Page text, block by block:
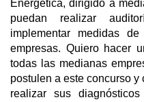
Energética, dirigido a
puedan realizar
implementar medidas
empresas. Quiero hacer
todas las medianas
postulen a este concurso
realizar sus